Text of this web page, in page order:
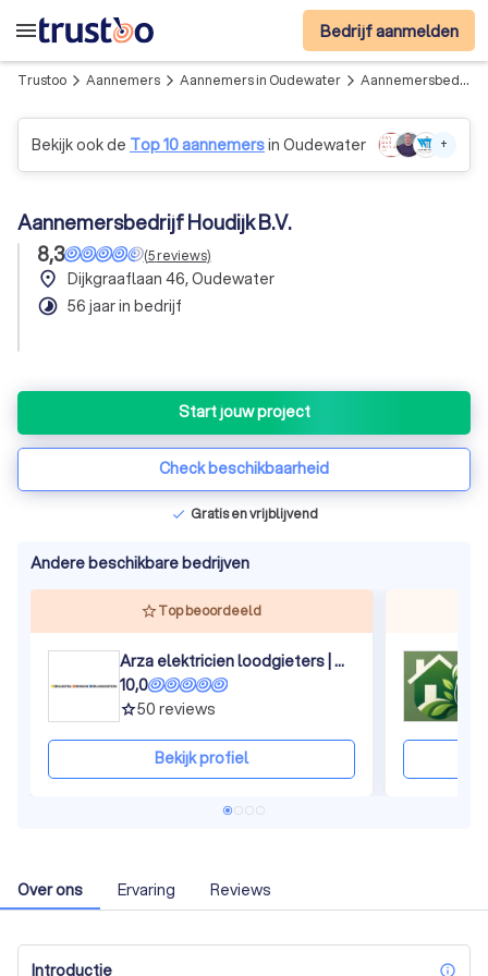
menu Bedrijf aanmelden
Trustoo arrow_forward_ios Aannemers arrow_forward_ios Aannemers in Oudewater arrow_forward_ios Aannemersbedrijf Houdijk B.V.
Bekijk ook de Top 10 aannemersin Oudewater +
Aannemersbedrijf Houdijk B.V.
8,3
(5reviews)
place Dijkgraaflaan 46, Oudewater
timelapse 56 jaar in bedrijf
Start jouw project
Check beschikbaarheid
check Gratis en vrijblijvend
Andere beschikbare bedrijven
Top beoordeeld
Arza elektricien loodgieters | Hilversum
10,0
grade50 reviews
Bekijk profiel
Over ons Ervaring Reviews
Introductie